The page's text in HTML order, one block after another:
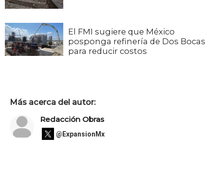
El FMI sugiere que México
posponga refinería de Dos Bocas
para reducir costos
Más acerca del autor:
Redacción Obras
@ExpansionMx